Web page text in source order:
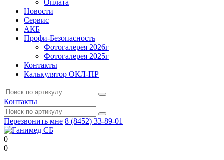
Оплата
Новости
Сервис
АКБ
Профи-Безопасность
Фотогалерея 2026г
Фотогалерея 2025г
Контакты
Калькулятор ОКЛ-ПР
Контакты
Перезвонить мне 8 (8452) 33-89-01
0
0